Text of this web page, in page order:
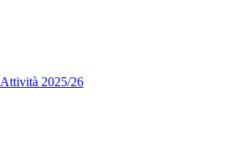
Attività 2025/26